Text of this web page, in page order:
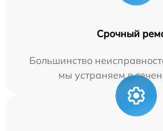
Срочный
Большинство
мы устраняем в